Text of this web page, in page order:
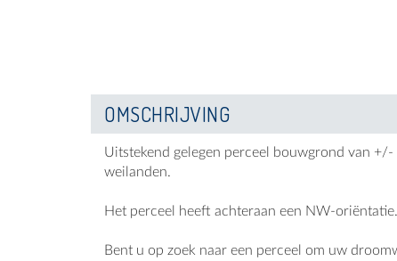
OMSCHRIJVING
Uitstekend gelegen perceel bouwgrond van
weilanden.
Het perceel heeft achteraan een NW-oriëntatie.
Bent u op zoek naar een perceel om uw